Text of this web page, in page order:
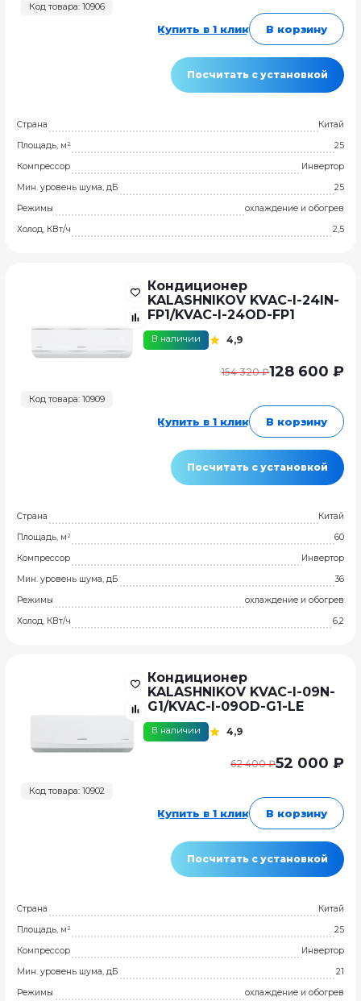
Код товара: 10906
Купить в 1 клик В корзину
Посчитать с установкой
Страна
Китай
Площадь, м²
25
Компрессор
Инвертор
Мин. уровень шума, дБ
25
Режимы
охлаждение и обогрев
Холод, КВт/ч
2,5
Код товара: 10909
Кондиционер
KALASHNIKOV KVAC-I-24IN-
FP1/KVAC-I-24OD-FP1
В наличии 4,9
154 320 ₽128 600 ₽
Купить в 1 клик В корзину
Посчитать с установкой
Страна
Китай
Площадь, м²
60
Компрессор
Инвертор
Мин. уровень шума, дБ
36
Режимы
охлаждение и обогрев
Холод, КВт/ч
6,2
Код товара: 10902
Кондиционер
KALASHNIKOV KVAC-I-09N-
G1/KVAC-I-09OD-G1-LE
В наличии 4,9
62 400 ₽52 000 ₽
Купить в 1 клик В корзину
Посчитать с установкой
Страна
Китай
Площадь, м²
25
Компрессор
Инвертор
Мин. уровень шума, дБ
21
Режимы
охлаждение и обогрев